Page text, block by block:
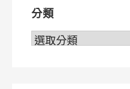
分類
分